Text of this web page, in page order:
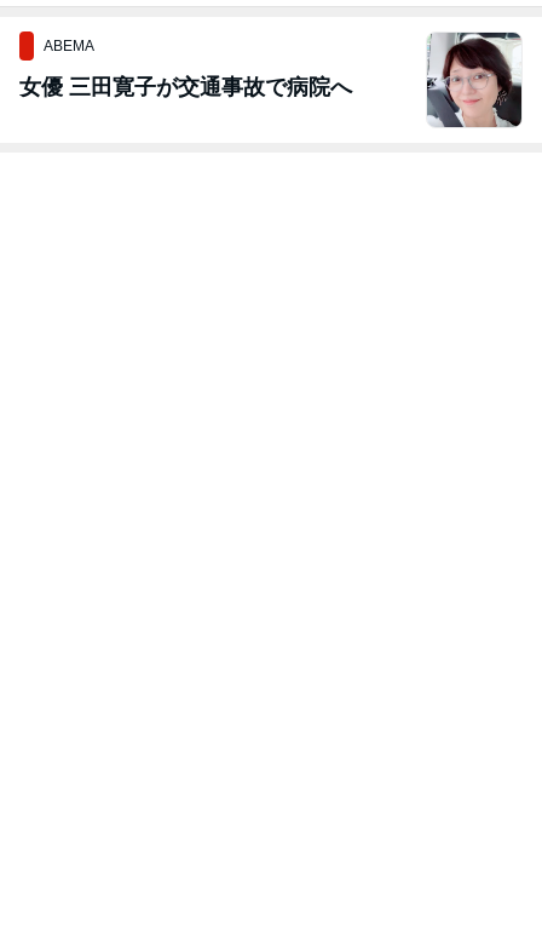
ABEMA
女優 三田寛子が交通事故で病院へ